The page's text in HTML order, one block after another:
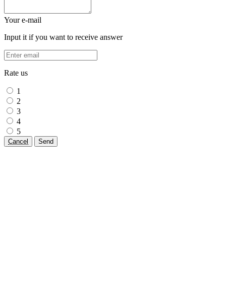
Your e-mail
Input it if you want to receive answer
Rate us
1
2
3
4
5
Cancel Send